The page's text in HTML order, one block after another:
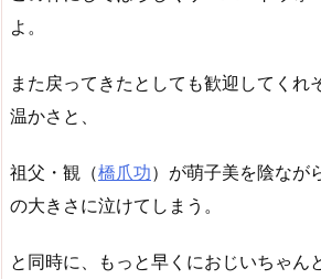
よ。
また戻ってきたとしても歓迎してくれ
温かさと、
祖父・観（橋爪功）が萌子美を陰なが
の大きさに泣けてしまう。
と同時に、もっと早くにおじいちゃん